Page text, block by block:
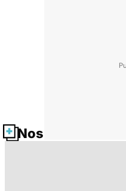
Nos fiches santé